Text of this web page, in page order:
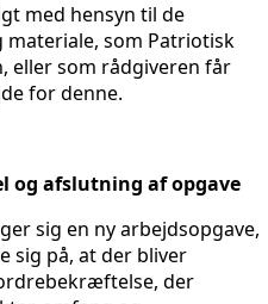
med hensyn til de
som Patriotisk
eller som rådgiveren får
for denne.
og afslutning af opgave
sig en ny arbejdsopgave,
sig på, at der bliver
der